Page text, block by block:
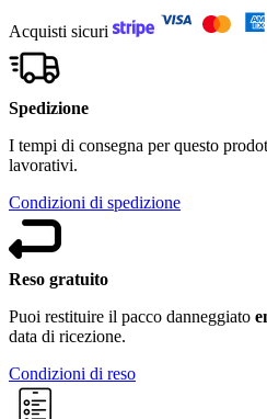
Acquisti sicuri
Spedizione
I tempi di consegna per questo
lavorativi.
Condizioni di spedizione
Reso gratuito
Puoi restituire il pacco danneggiato
data di ricezione.
Condizioni di reso